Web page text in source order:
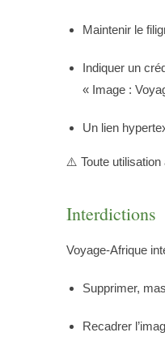
Maintenir le
Indiquer un
« Image :
Un lien
⚠️ Toute utilisation
Interdictions
Voyage-Afrique
Supprimer,
Recadrer